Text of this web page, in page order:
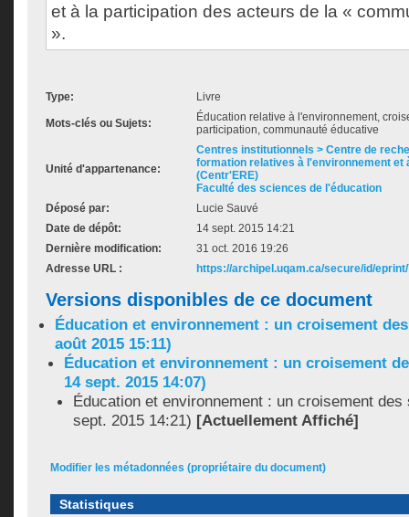
et à la participation des acteurs de la «
».
Type: Livre
Mots-clés ou Sujets:
Éducation relative à l'environnement,
participation, communauté éducative
Unité d'appartenance:
Centres institutionnels > Centre de
formation relatives à l'environnement et
(Centr'ERE)
Faculté des sciences de l'éducation
Déposé par:
Lucie Sauvé
Date de dépôt:
14 sept. 2015 14:21
Dernière modification:
31 oct. 2016 19:26
Adresse URL :
https://archipel.uqam.ca/secure/id/
Versions disponibles de ce document
Éducation et environnement : un croisement
août 2015 15:11)
Éducation et environnement : un croisement
14 sept. 2015 14:07)
Éducation et environnement : un croisement
sept. 2015 14:21) [Actuellement Affiché]
Modifier les métadonnées (propriétaire du document)
Statistiques